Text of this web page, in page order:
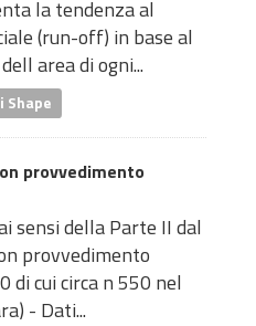
la tendenza al
(run-off) in base al
area di ogni...
Shape
provvedimento
sensi della Parte II dal
provvedimento
di cui circa n 550 nel
- Dati...